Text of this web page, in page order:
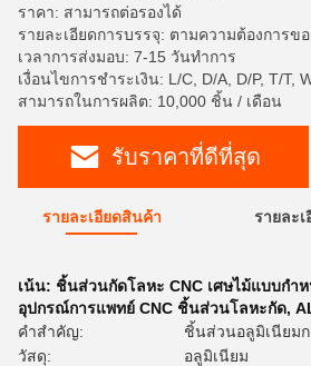
ราคา: สามารถต่อรองได้
รายละเอียดการบรรจุ: ตามความต้องการข
เวลาการส่งมอบ: 7-15 วันทำการ
เงื่อนไขการชำระเงิน: L/C, D/A, D/P, T/T,
สามารถในการผลิต: 10,000 ชิ้น / เดือน
รับราคาที่ดีที่สุด
รายละเอียดสินค้า รายละ
เน้น: ชิ้นส่วนกัดโลหะ CNC เศษไม้แบบกำห
อุปกรณ์การแพทย์ CNC ชิ้นส่วนโลหะกัด,
คำสำคัญ:
ชิ้นส่วนอลูมิเนียมก
วัสดุ:
อลูมิเนียม